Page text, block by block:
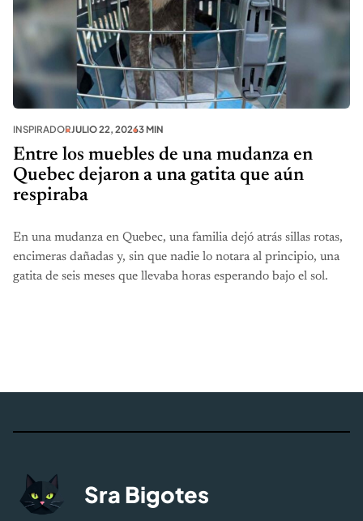
INSPIRADORJULIO 22, 20263 MIN
Entre los muebles de una mudanza en
Quebec dejaron a una gatita que aún
respiraba
En una mudanza en Quebec, una familia dejó atrás sillas rotas,
encimeras dañadas y, sin que nadie lo notara al principio, una
gatita de seis meses que llevaba horas esperando bajo el sol.
Sra Bigotes